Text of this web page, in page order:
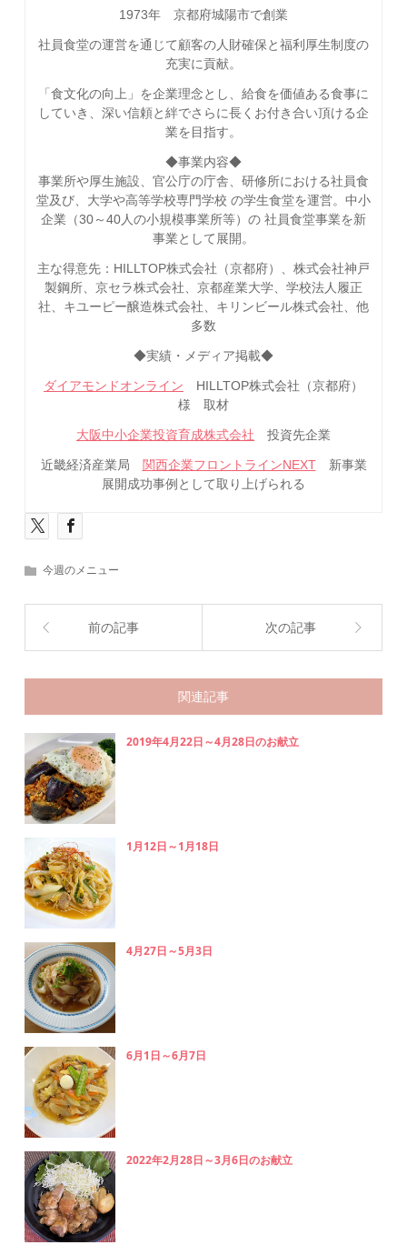
1973年 京都府城陽市で創業
社員食堂の運営を通じて顧客の人財確保と福利厚生制度の
充実に貢献。
「食文化の向上」を企業理念とし、給食を価値ある食事に
していき、深い信頼と絆でさらに長くお付き合い頂ける企
業を目指す。
◆事業内容◆
事業所や厚生施設、官公庁の庁舎、研修所における社員食
堂及び、大学や高等学校専門学校 の学生食堂を運営。中小
企業（30～40人の小規模事業所等）の 社員食堂事業を新
事業として展開。
主な得意先：HILLTOP株式会社（京都府）、株式会社神戸
製鋼所、京セラ株式会社、京都産業大学、学校法人履正
社、キユーピー醸造株式会社、キリンビール株式会社、他
多数
◆実績・メディア掲載◆
ダイアモンドオンライン HILLTOP株式会社（京都府）
様 取材
大阪中小企業投資育成株式会社 投資先企業
近畿経済産業局 関西企業フロントラインNEXT新事業
展開成功事例として取り上げられる
今週のメニュー
前の記事 次の記事
関連記事
2019年4月22日～4月28日のお献立
1月12日～1月18日
4月27日～5月3日
6月1日～6月7日
2022年2月28日～3月6日のお献立